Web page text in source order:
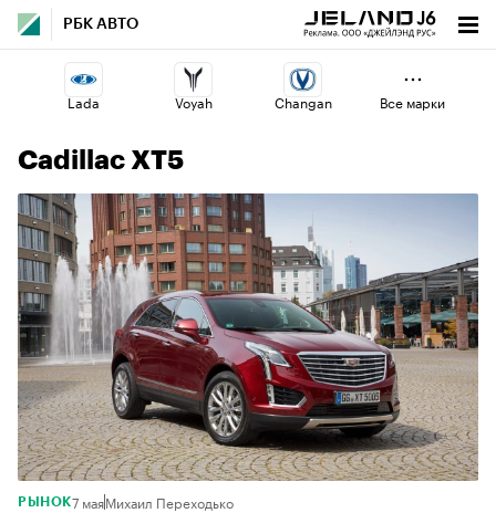
РБК АВТО
Lada Voyah Changan
Esteo Jaecoo Omoda
Все марки
Cadillac XT5
РЫНОК7 маяМихаил Переходько